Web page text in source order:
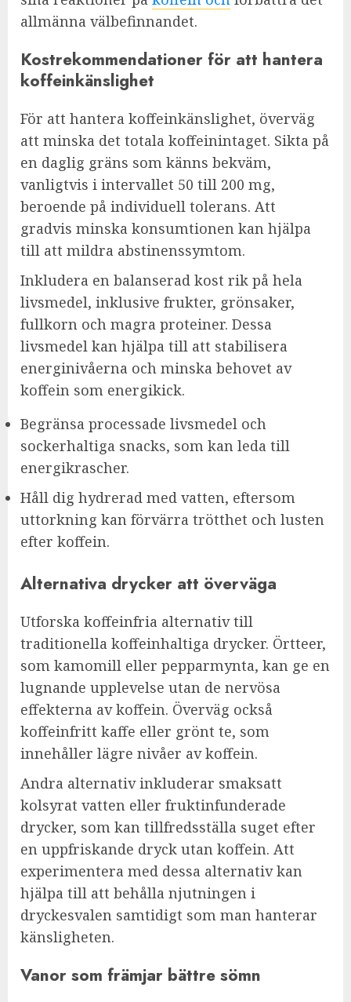
allmänna välbefinnandet.
Kostrekommendationer för att hantera
koffeinkänslighet
För att hantera koffeinkänslighet, överväg
att minska det totala koffeinintaget. Sikta på
en daglig gräns som känns bekväm,
vanligtvis i intervallet 50 till 200 mg,
beroende på individuell tolerans. Att
gradvis minska konsumtionen kan hjälpa
till att mildra abstinenssymtom.
Inkludera en balanserad kost rik på hela
livsmedel, inklusive frukter, grönsaker,
fullkorn och magra proteiner. Dessa
livsmedel kan hjälpa till att stabilisera
energinivåerna och minska behovet av
koffein som energikick.
Begränsa processade livsmedel och
sockerhaltiga snacks, som kan leda till
energikrascher.
Håll dig hydrerad med vatten, eftersom
uttorkning kan förvärra trötthet och lusten
efter koffein.
Alternativa drycker att överväga
Utforska koffeinfria alternativ till
traditionella koffeinhaltiga drycker. Örtteer,
som kamomill eller pepparmynta, kan ge en
lugnande upplevelse utan de nervösa
effekterna av koffein. Överväg också
koffeinfritt kaffe eller grönt te, som
innehåller lägre nivåer av koffein.
Andra alternativ inkluderar smaksatt
kolsyrat vatten eller fruktinfunderade
drycker, som kan tillfredsställa suget efter
en uppfriskande dryck utan koffein. Att
experimentera med dessa alternativ kan
hjälpa till att behålla njutningen i
dryckesvalen samtidigt som man hanterar
känsligheten.
Vanor som främjar bättre sömn